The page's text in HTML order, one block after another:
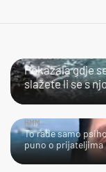
Pokazala gdje
slažete li se s
HMM…
To rade samo
puno o prijateljima